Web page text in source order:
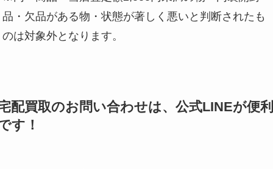
品・欠品がある物・状態が著しく悪いと判断されたも
のは対象外となります。
配買取のお問い合わせは、公式LINEが便利
す！